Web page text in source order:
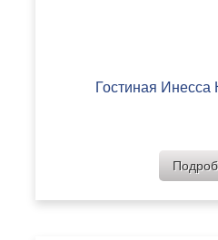
Гостиная Инесса